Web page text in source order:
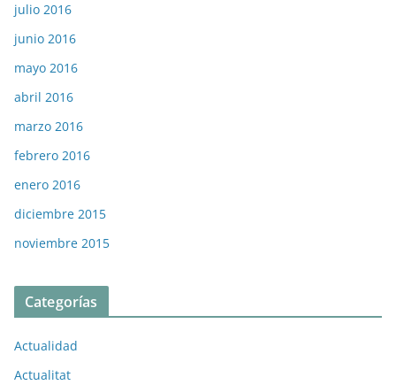
julio 2016
junio 2016
mayo 2016
abril 2016
marzo 2016
febrero 2016
enero 2016
diciembre 2015
noviembre 2015
Categorías
Actualidad
Actualitat